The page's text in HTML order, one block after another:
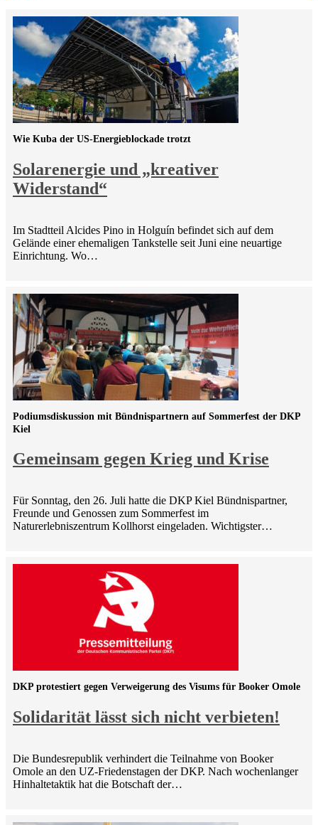
Solarenergie und „kreativer
Widerstand“
Wie Kuba der US-Energieblockade trotzt
Im Stadtteil Alcides Pino in Holguín befindet sich auf dem
Gelände einer ehemaligen Tankstelle seit Juni eine neuartige
Einrichtung. Wo…
Gemeinsam gegen Krieg und Krise
Podiumsdiskussion mit Bündnispartnern auf Sommerfest der DKP
Kiel
Für Sonntag, den 26. Juli hatte die DKP Kiel Bündnispartner,
Freunde und Genossen zum Sommerfest im
Naturerlebniszentrum Kollhorst eingeladen. Wichtigster…
Solidarität lässt sich nicht verbieten!
DKP protestiert gegen Verweigerung des Visums für Booker Omole
Die Bundesrepublik verhindert die Teilnahme von Booker
Omole an den UZ-Friedenstagen der DKP. Nach wochenlanger
Hinhaltetaktik hat die Botschaft der…